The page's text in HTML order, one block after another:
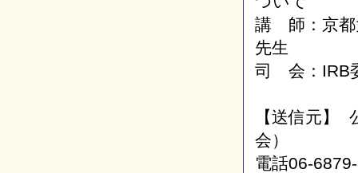
講 師：京都
先生
司 会：IRB
【送信元】
会）
電話06-